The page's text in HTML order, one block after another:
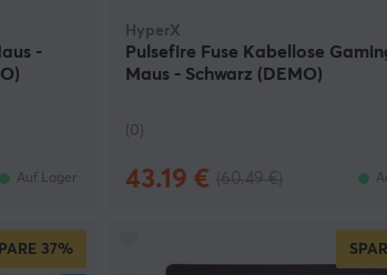
-
Auf Lager
HyperX
Pulsefire Fuse Kabellose
Maus - Schwarz (DEMO)
(0)
43.19 €
37%